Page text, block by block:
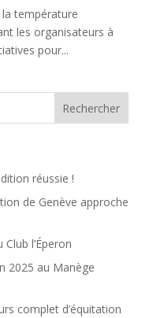
température
les organisateurs à
pour...
réussie !
de Genève approche
l’Éperon
2025 au Manège
complet d’équitation